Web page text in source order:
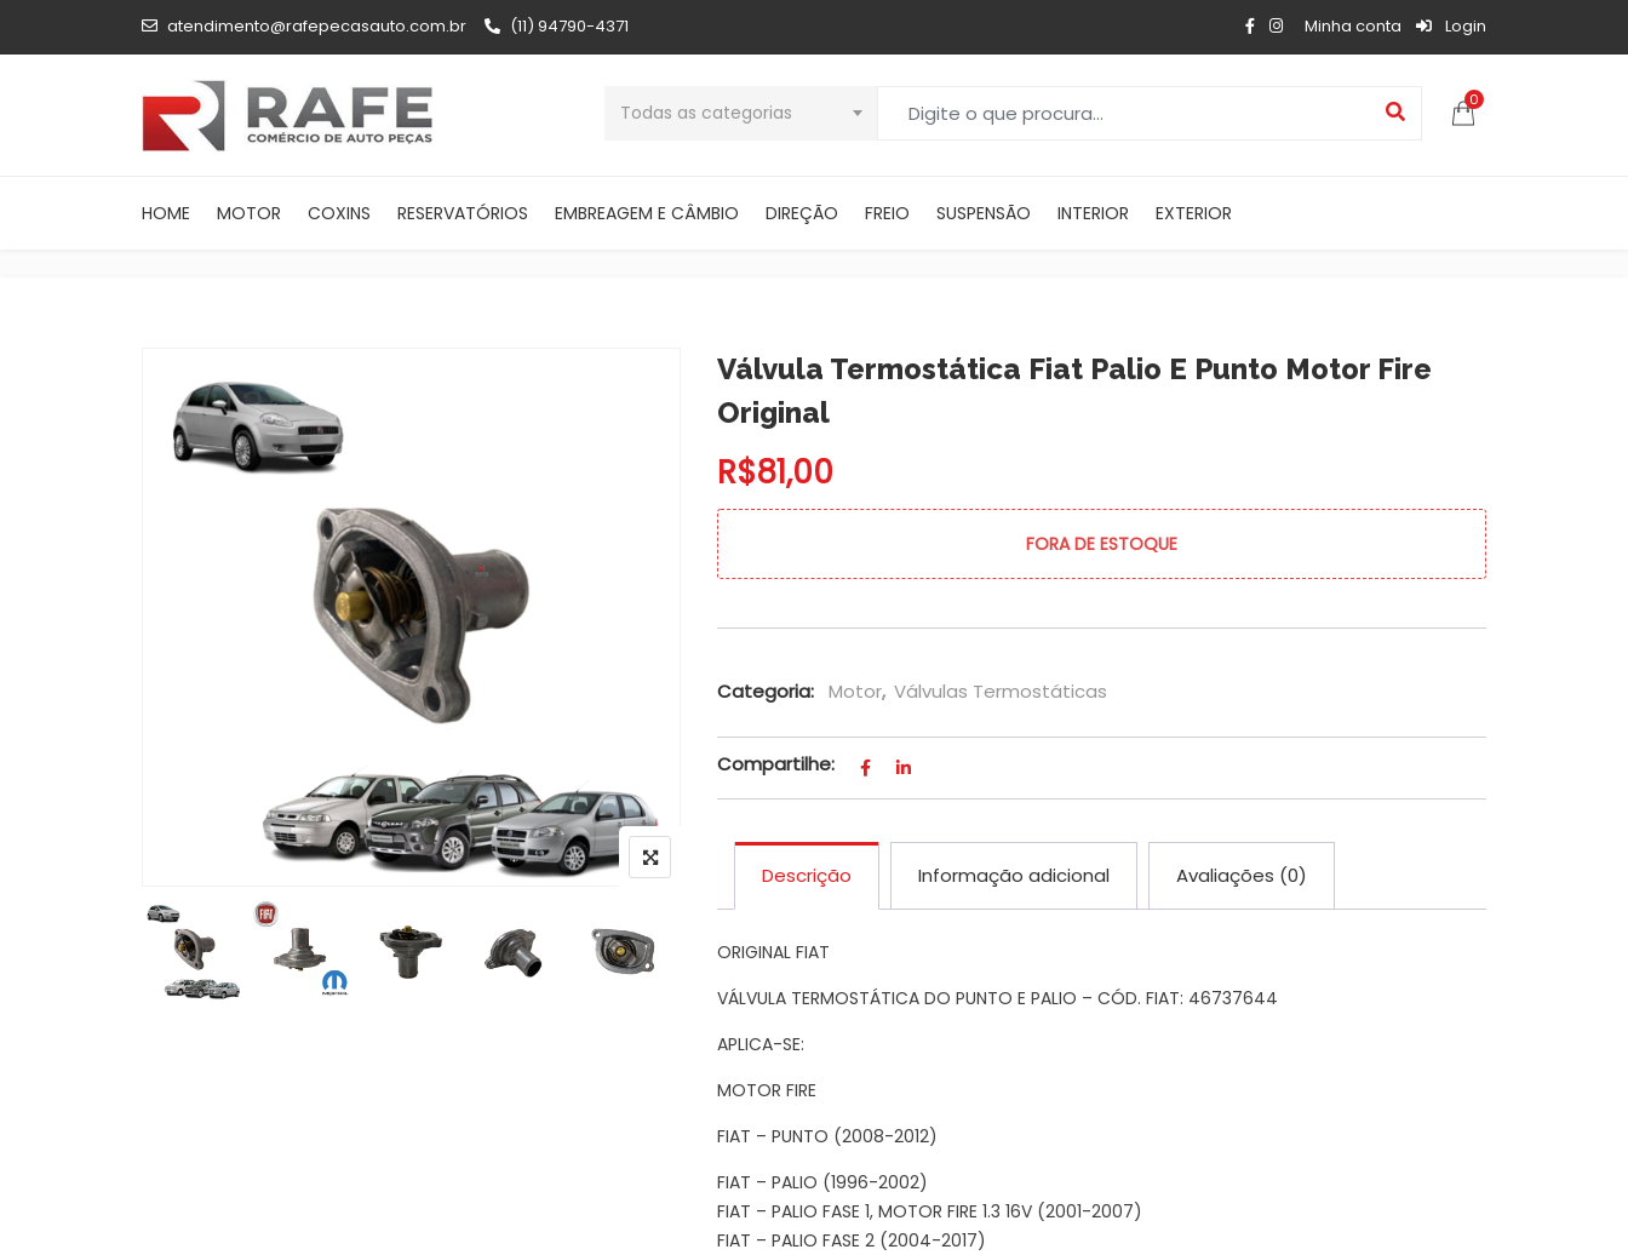
atendimento@rafepecasauto.com.br (11) 94790-4371 Minha conta Login
0
Todas as categorias
HOME MOTOR COXINS RESERVATÓRIOS EMBREAGEM E CÂMBIO DIREÇÃO FREIO SUSPENSÃO INTERIOR EXTERIOR
Válvula Termostática Fiat Palio E Punto Motor Fire
Original
R$81,00
FORA DE ESTOQUE
Categoria: Motor, Válvulas Termostáticas
Compartilhe:
Descrição Informação adicional Avaliações (0)
ORIGINAL FIAT
VÁLVULA TERMOSTÁTICA DO PUNTO E PALIO – CÓD. FIAT: 46737644
APLICA-SE:
MOTOR FIRE
FIAT – PUNTO (2008-2012)
FIAT – PALIO (1996-2002)
FIAT – PALIO FASE 1, MOTOR FIRE 1.3 16V (2001-2007)
FIAT – PALIO FASE 2 (2004-2017)